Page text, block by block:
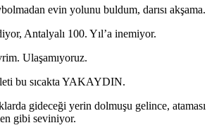
evin yolunu buldum, darısı akşama.
Antalyalı 100. Yıl’a inemiyor.
Ulaşamıyoruz.
bu sıcakta YAKAYDIN.
gideceği yerin dolmuşu gelince, ataması
gibi seviniyor.